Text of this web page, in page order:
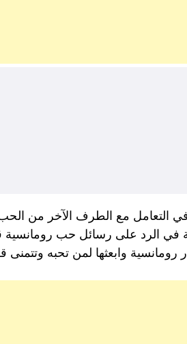
التعامل مع الطرف الآخر من
في الرد على رسائل حب رومانسية
وابعثها لمن تحبه وتتمنى